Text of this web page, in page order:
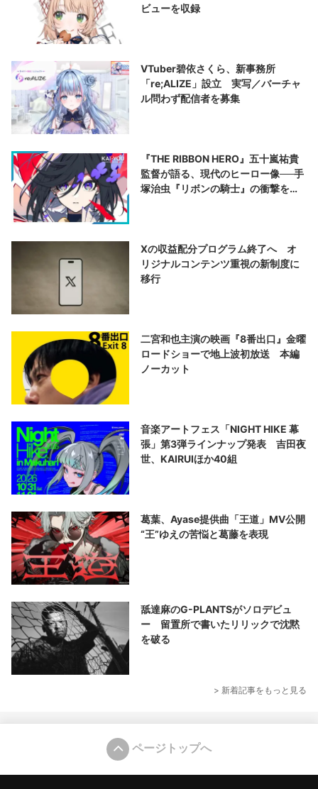
ビューを収録
VTuber碧依さくら、新事務所
「re;ALIZE」設立 実写／バーチャ
ル問わず配信者を募集
『THE RIBBON HERO』五十嵐祐貴
監督が語る、現代のヒーロー像──手
塚治虫『リボンの騎士』の衝撃を再
Xの収益配分プログラム終了へ オ
リジナルコンテンツ重視の新制度に
移行
二宮和也主演の映画『8番出口』金曜
ロードショーで地上波初放送 本編
ノーカット
音楽アートフェス「NIGHT HIKE 幕
張」第3弾ラインナップ発表 吉田夜
世、KAIRUIほか40組
葛葉、Ayase提供曲「王道」MV公開
“王”ゆえの苦悩と葛藤を表現
舐達麻のG-PLANTSがソロデビュ
ー 留置所で書いたリリックで沈黙
を破る
> 新着記事をもっと見る
ページトップへ